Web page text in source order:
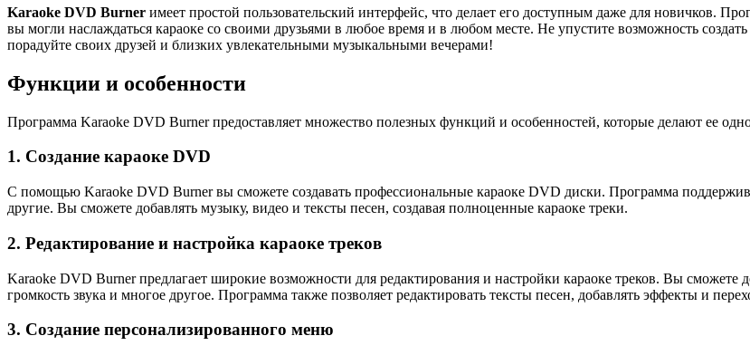
Karaoke DVD Burner имеет простой пользовательский интерфейс, что делает его доступным даже для новичков.
вы могли наслаждаться караоке со своими друзьями в любое время и в любом месте. Не упустите возможность
порадуйте своих друзей и близких увлекательными музыкальными вечерами!
Функции и особенности
Программа Karaoke DVD Burner предоставляет множество полезных функций и особенностей, которые делают ее
1. Создание караоке DVD
С помощью Karaoke DVD Burner вы сможете создавать профессиональные караоке DVD диски. Программа
другие. Вы сможете добавлять музыку, видео и тексты песен, создавая полноценные караоке треки.
2. Редактирование и настройка караоке треков
Karaoke DVD Burner предлагает широкие возможности для редактирования и настройки караоке треков. Вы сможете
громкость звука и многое другое. Программа также позволяет редактировать тексты песен, добавлять эффекты и
3. Создание персонализированного меню